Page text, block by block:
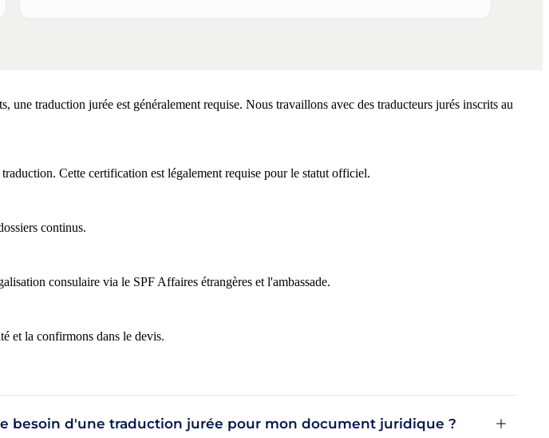
traduction jurée est généralement requise. Nous travaillons avec des traducteurs jurés inscrits au
Cette certification est légalement requise pour le statut officiel.
continus.
consulaire via le SPF Affaires étrangères et l'ambassade.
et la confirmons dans le devis.
besoin d'une traduction jurée pour mon document juridique ?